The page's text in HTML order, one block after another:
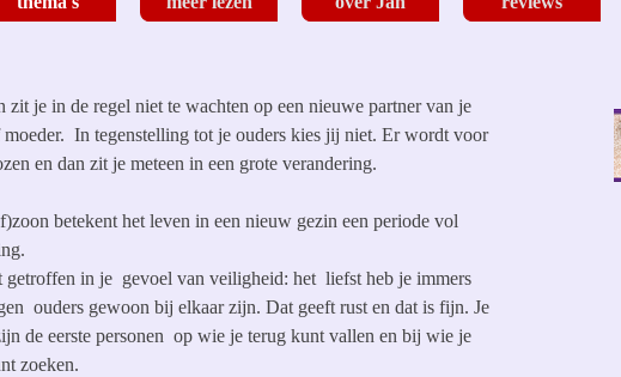
zit je in de regel niet te wachten op een nieuwe partner van je
moeder. In tegenstelling tot je ouders kies jij niet. Er wordt voor
en dan zit je meteen in een grote verandering.
betekent het leven in een nieuw gezin een periode vol
getroffen in je gevoel van veiligheid: het liefst heb je immers
ouders gewoon bij elkaar zijn. Dat geeft rust en dat is fijn. Je
de eerste personen op wie je terug kunt vallen en bij wie je
zoeken.